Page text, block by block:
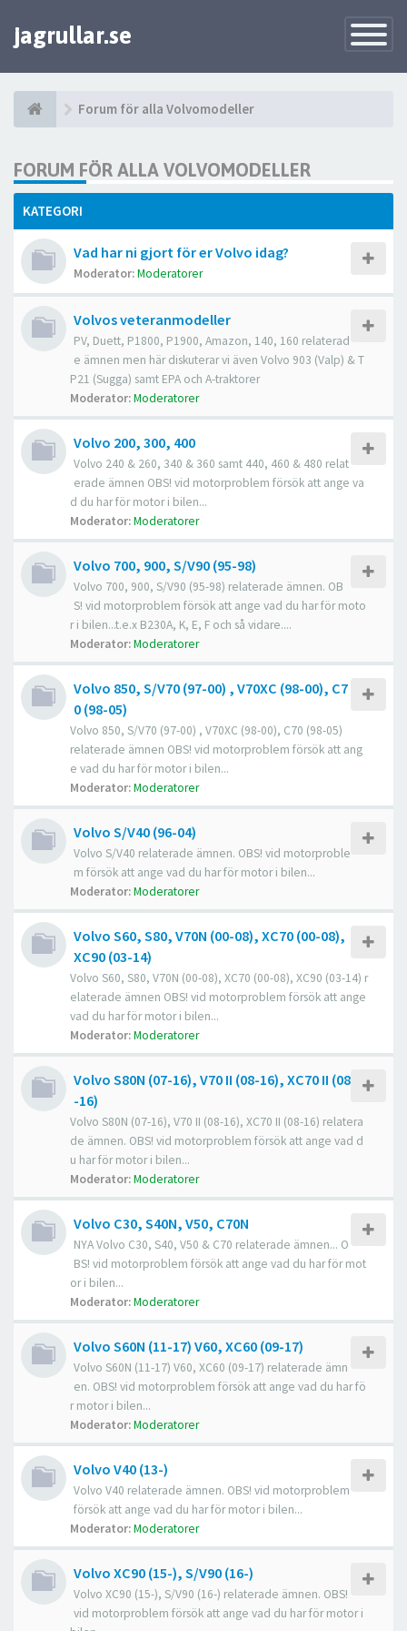
Toggle
jagrullar.se
Forum för alla Volvomodeller
FORUM FÖR ALLA VOLVOMODELLER
KATEGORI
Vad har ni gjort för er Volvo idag?
Moderator:Moderatorer
Volvos veteranmodeller
PV, Duett, P1800, P1900, Amazon, 140, 160 relaterad
e ämnen men här diskuterar vi även Volvo 903 (Valp) & T
P21 (Sugga) samt EPA och A-traktorer
Moderator:Moderatorer
Volvo 200, 300, 400
Volvo 240 & 260, 340 & 360 samt 440, 460 & 480 relat
erade ämnen OBS! vid motorproblem försök att ange va
d du har för motor i bilen...
Moderator:Moderatorer
Volvo 700, 900, S/V90 (95-98)
Volvo 700, 900, S/V90 (95-98) relaterade ämnen. OB
S! vid motorproblem försök att ange vad du har för moto
r i bilen...t.e.x B230A, K, E, F och så vidare....
Moderator:Moderatorer
Volvo 850, S/V70 (97-00) , V70XC (98-00), C7
0 (98-05)
Volvo 850, S/V70 (97-00) , V70XC (98-00), C70 (98-05)
relaterade ämnen OBS! vid motorproblem försök att ang
e vad du har för motor i bilen...
Moderator:Moderatorer
Volvo S/V40 (96-04)
Volvo S/V40 relaterade ämnen. OBS! vid motorproble
m försök att ange vad du har för motor i bilen...
Moderator:Moderatorer
Volvo S60, S80, V70N (00-08), XC70 (00-08),
XC90 (03-14)
Volvo S60, S80, V70N (00-08), XC70 (00-08), XC90 (03-14) r
elaterade ämnen OBS! vid motorproblem försök att ange
vad du har för motor i bilen...
Moderator:Moderatorer
Volvo S80N (07-16), V70 II (08-16), XC70 II (08
-16)
Volvo S80N (07-16), V70 II (08-16), XC70 II (08-16) relatera
de ämnen. OBS! vid motorproblem försök att ange vad d
u har för motor i bilen...
Moderator:Moderatorer
Volvo C30, S40N, V50, C70N
NYA Volvo C30, S40, V50 & C70 relaterade ämnen... O
BS! vid motorproblem försök att ange vad du har för mot
or i bilen...
Moderator:Moderatorer
Volvo S60N (11-17) V60, XC60 (09-17)
Volvo S60N (11-17) V60, XC60 (09-17) relaterade ämn
en. OBS! vid motorproblem försök att ange vad du har fö
r motor i bilen...
Moderator:Moderatorer
Volvo V40 (13-)
Volvo V40 relaterade ämnen. OBS! vid motorproblem
försök att ange vad du har för motor i bilen...
Moderator:Moderatorer
Volvo XC90 (15-), S/V90 (16-)
Volvo XC90 (15-), S/V90 (16-) relaterade ämnen. OBS!
vid motorproblem försök att ange vad du har för motor i